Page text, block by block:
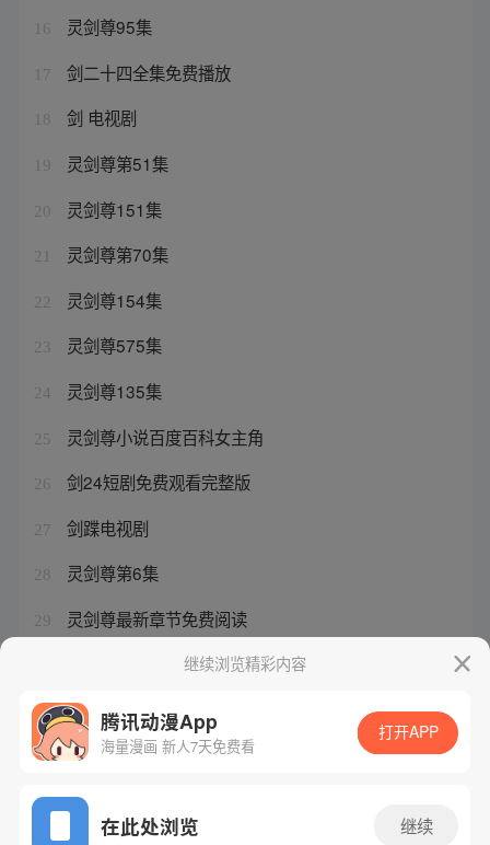
16 灵剑尊95集
17 剑二十四全集免费播放
18 剑 电视剧
19 灵剑尊第51集
20 灵剑尊151集
21 灵剑尊第70集
22 灵剑尊154集
23 灵剑尊575集
24 灵剑尊135集
25 灵剑尊小说百度百科女主角
26 剑24短剧免费观看完整版
27 剑蹀电视剧
28 灵剑尊第6集
29 灵剑尊最新章节免费阅读
灵剑尊小说在线阅读免费无弹窗
继续浏览精彩内容
腾讯动漫App
海量漫画 新人7天免费看
打开APP
在此处浏览 继续
网站备案/许可证号：粤B2-20090059-5